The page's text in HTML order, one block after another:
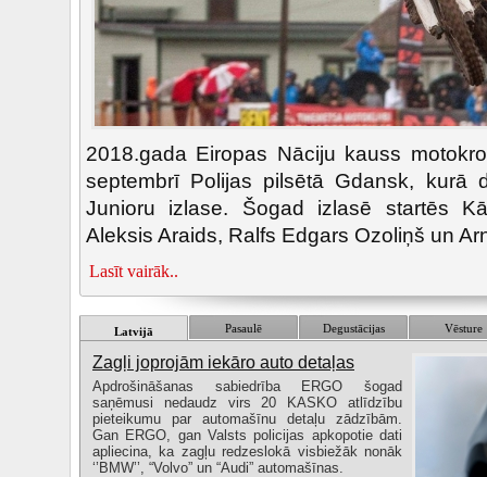
2018.gada Eiropas Nāciju kauss
septembrī Polijas pilsētā Gdansk, kurā
Junioru izlase. Šogad izlasē startēs
Aleksis Araids, Ralfs Edgars Ozoliņš un
Lasīt vairāk..
Latvijā Pasaulē Degustācijas Vēsture
Zagļi joprojām iekāro auto detaļas
Apdrošināšanas sabiedrība ERGO šogad
saņēmusi nedaudz virs 20 KASKO atlīdzību
pieteikumu par automašīnu detaļu zādzībām.
Gan ERGO, gan Valsts policijas apkopotie dati
apliecina, ka zagļu redzeslokā visbiežāk nonāk
‘’BMW’’, “Volvo” un “Audi” automašīnas.